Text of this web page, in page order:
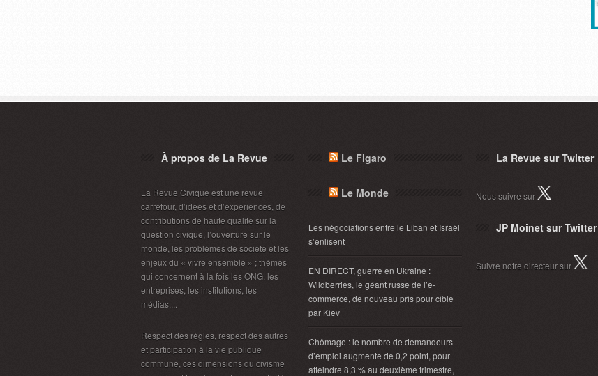
À propos de La Revue
La Revue Civique est une revue
carrefour, d’idées et d’expériences, de
contributions de haute qualité sur la
question civique, l’ouverture sur le
monde, les problèmes de société et les
enjeux du « vivre ensemble » ; thèmes
qui concernent à la fois les ONG, les
entreprises, les institutions, les
médias....
Respect des règles, respect des autres
et participation à la vie publique
commune, ces dimensions du civisme
Le Figaro
Le Monde
Les négociations entre le Liban et Israël
s’enlisent
EN DIRECT, guerre en Ukraine :
Wildberries, le géant russe de l’e-
commerce, de nouveau pris pour cible
par Kiev
Chômage : le nombre de demandeurs
d’emploi augmente de 0,2 point, pour
atteindre 8,3 % au deuxième trimestre,
La Revue sur Twitter
Nous suivre sur
JP Moinet sur Twitter
Suivre notre directeur sur